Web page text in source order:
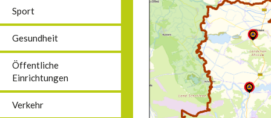
Sport
Gesundheit
Öffentliche
Einrichtungen
Verkehr